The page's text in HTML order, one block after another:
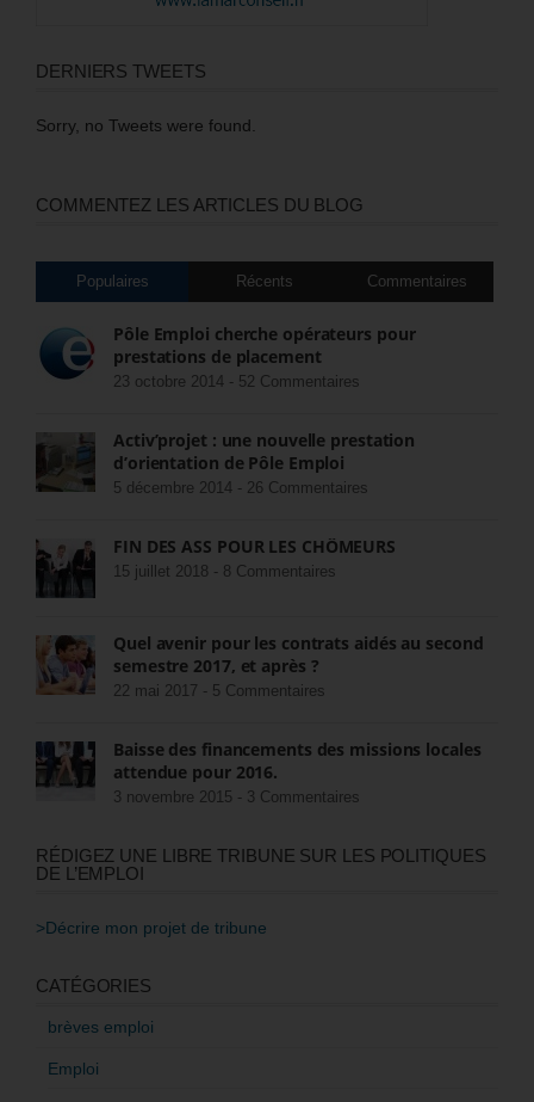
DERNIERS TWEETS
Sorry, no Tweets were found.
COMMENTEZ LES ARTICLES DU BLOG
Populaires Récents Commentaires
Pôle Emploi cherche opérateurs pour
prestations de placement
23 octobre 2014 - 52 Commentaires
Activ’projet : une nouvelle prestation
d’orientation de Pôle Emploi
5 décembre 2014 - 26 Commentaires
FIN DES ASS POUR LES CHÔMEURS
15 juillet 2018 - 8 Commentaires
Quel avenir pour les contrats aidés au second
semestre 2017, et après ?
22 mai 2017 - 5 Commentaires
Baisse des financements des missions locales
attendue pour 2016.
3 novembre 2015 - 3 Commentaires
RÉDIGEZ UNE LIBRE TRIBUNE SUR LES POLITIQUES
DE L’EMPLOI
>Décrire mon projet de tribune
CATÉGORIES
brèves emploi
Emploi